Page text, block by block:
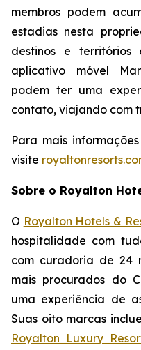
membros podem
estadias nesta
destinos e
aplicativo móvel
podem ter uma
contato, viajando com
Para mais
visite
Sobre o Royalton
O Royalton Hotels &
hospitalidade com
com curadoria de 24
mais procurados do
uma experiência de
Suas oito marcas
Royalton Luxury